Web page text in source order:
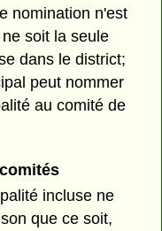
nomination n'est
soit la seule
dans le district;
peut nommer
au comité de
incluse ne
que ce soit,